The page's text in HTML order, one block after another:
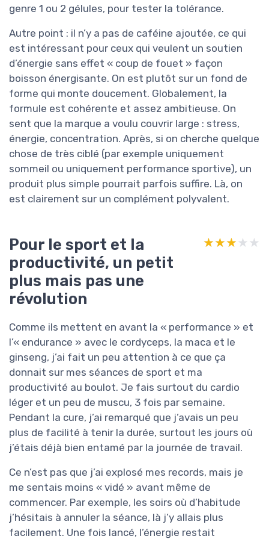
genre 1 ou 2 gélules, pour tester la tolérance.
Autre point : il n’y a pas de caféine ajoutée, ce qui
est intéressant pour ceux qui veulent un soutien
d’énergie sans effet « coup de fouet » façon
boisson énergisante. On est plutôt sur un fond de
forme qui monte doucement. Globalement, la
formule est cohérente et assez ambitieuse. On
sent que la marque a voulu couvrir large : stress,
énergie, concentration. Après, si on cherche quelque
chose de très ciblé (par exemple uniquement
sommeil ou uniquement performance sportive), un
produit plus simple pourrait parfois suffire. Là, on
est clairement sur un complément polyvalent.
Pour le sport et la
productivité, un petit
plus mais pas une
révolution
★★★★★
★★★★★
Comme ils mettent en avant la « performance » et
l’« endurance » avec le cordyceps, la maca et le
ginseng, j’ai fait un peu attention à ce que ça
donnait sur mes séances de sport et ma
productivité au boulot. Je fais surtout du cardio
léger et un peu de muscu, 3 fois par semaine.
Pendant la cure, j’ai remarqué que j’avais un peu
plus de facilité à tenir la durée, surtout les jours où
j’étais déjà bien entamé par la journée de travail.
Ce n’est pas que j’ai explosé mes records, mais je
me sentais moins « vidé » avant même de
commencer. Par exemple, les soirs où d’habitude
j’hésitais à annuler la séance, là j’y allais plus
facilement. Une fois lancé, l’énergie restait